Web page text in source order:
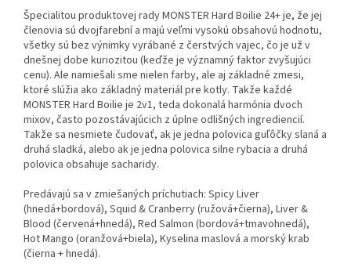
Špecialitou produktovej rady MONSTER Hard Boilie 24+ je, že jej
členovia sú dvojfarební a majú veľmi vysokú obsahovú hodnotu,
všetky sú bez výnimky vyrábané z čerstvých vajec, čo je už v
dnešnej dobe kuriozitou (keďže je významný faktor zvyšujúci
cenu). Ale namiešali sme nielen farby, ale aj základné zmesi,
ktoré slúžia ako základný materiál pre kotly. Takže každé
MONSTER Hard Boilie je 2v1, teda dokonalá harmónia dvoch
mixov, často pozostávajúcich z úplne odlišných ingrediencií.
Takže sa nesmiete čudovať, ak je jedna polovica guľôčky slaná a
druhá sladká, alebo ak je jedna polovica silne rybacia a druhá
polovica obsahuje sacharidy.
Predávajú sa v zmiešaných príchutiach: Spicy Liver
(hnedá+bordová), Squid & Cranberry (ružová+čierna), Liver &
Blood (červená+hnedá), Red Salmon (bordová+tmavohnedá),
Hot Mango (oranžová+biela), Kyselina maslová a morský krab
(čierna + hnedá).